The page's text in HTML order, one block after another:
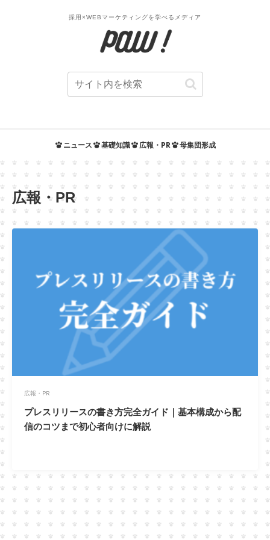
採用×WEBマーケティングを学べるメディア
ニュース 基礎知識 広報・PR 母集団形成
広報・PR
広報・PR
プレスリリースの書き方完全ガイド｜基本構成から配
信のコツまで初心者向けに解説